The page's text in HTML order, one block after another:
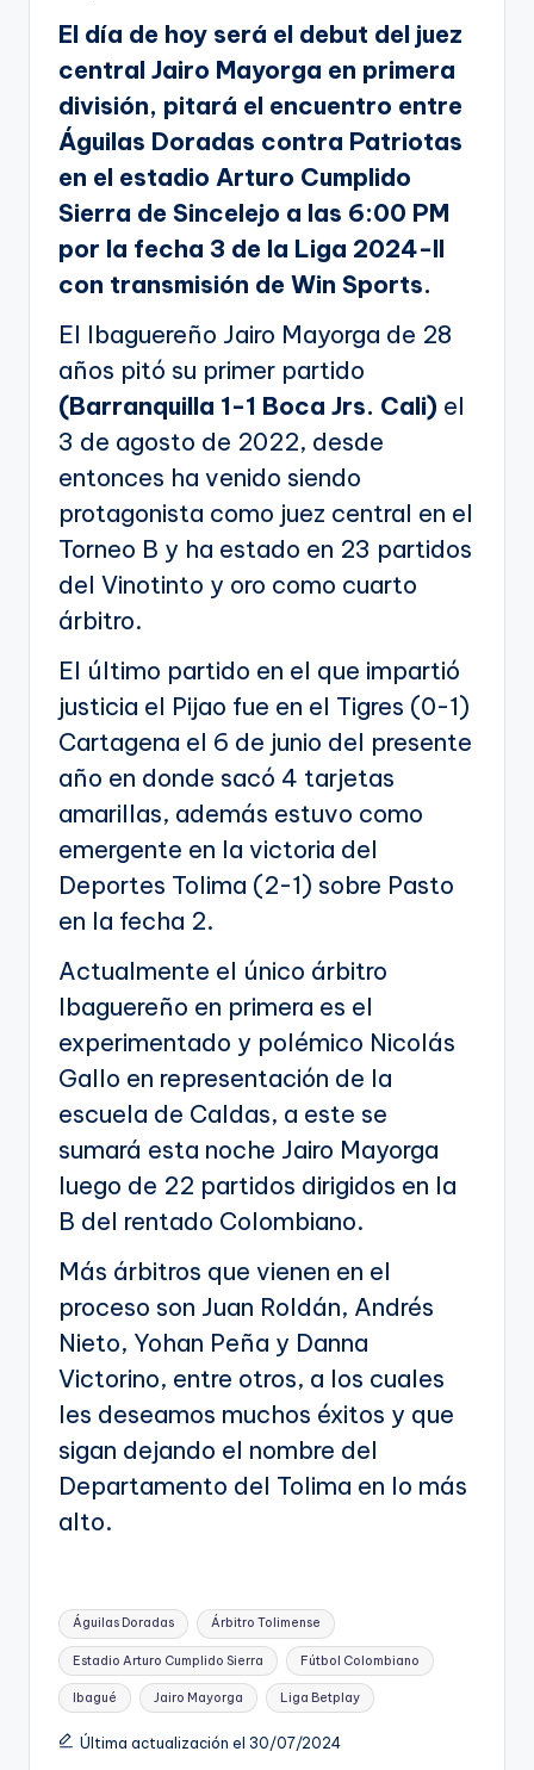
El día de hoy será el debut del juez
central Jairo Mayorga en primera
división, pitará el encuentro entre
Águilas Doradas contra Patriotas
en el estadio Arturo Cumplido
Sierra de Sincelejo a las 6:00 PM
por la fecha 3 de la Liga 2024-II
con transmisión de Win Sports.
El Ibaguereño Jairo Mayorga de 28
años pitó su primer partido
(Barranquilla 1-1 Boca Jrs. Cali) el
3 de agosto de 2022, desde
entonces ha venido siendo
protagonista como juez central en el
Torneo B y ha estado en 23 partidos
del Vinotinto y oro como cuarto
árbitro.
El último partido en el que impartió
justicia el Pijao fue en el Tigres (0-1)
Cartagena el 6 de junio del presente
año en donde sacó 4 tarjetas
amarillas, además estuvo como
emergente en la victoria del
Deportes Tolima (2-1) sobre Pasto
en la fecha 2.
Actualmente el único árbitro
Ibaguereño en primera es el
experimentado y polémico Nicolás
Gallo en representación de la
escuela de Caldas, a este se
sumará esta noche Jairo Mayorga
luego de 22 partidos dirigidos en la
B del rentado Colombiano.
Más árbitros que vienen en el
proceso son Juan Roldán, Andrés
Nieto, Yohan Peña y Danna
Victorino, entre otros, a los cuales
les deseamos muchos éxitos y que
sigan dejando el nombre del
Departamento del Tolima en lo más
alto.
Etiquetas:
Águilas Doradas Árbitro Tolimense
Estadio Arturo Cumplido Sierra Fútbol Colombiano
Ibagué Jairo Mayorga Liga Betplay
Última actualización el 30/07/2024